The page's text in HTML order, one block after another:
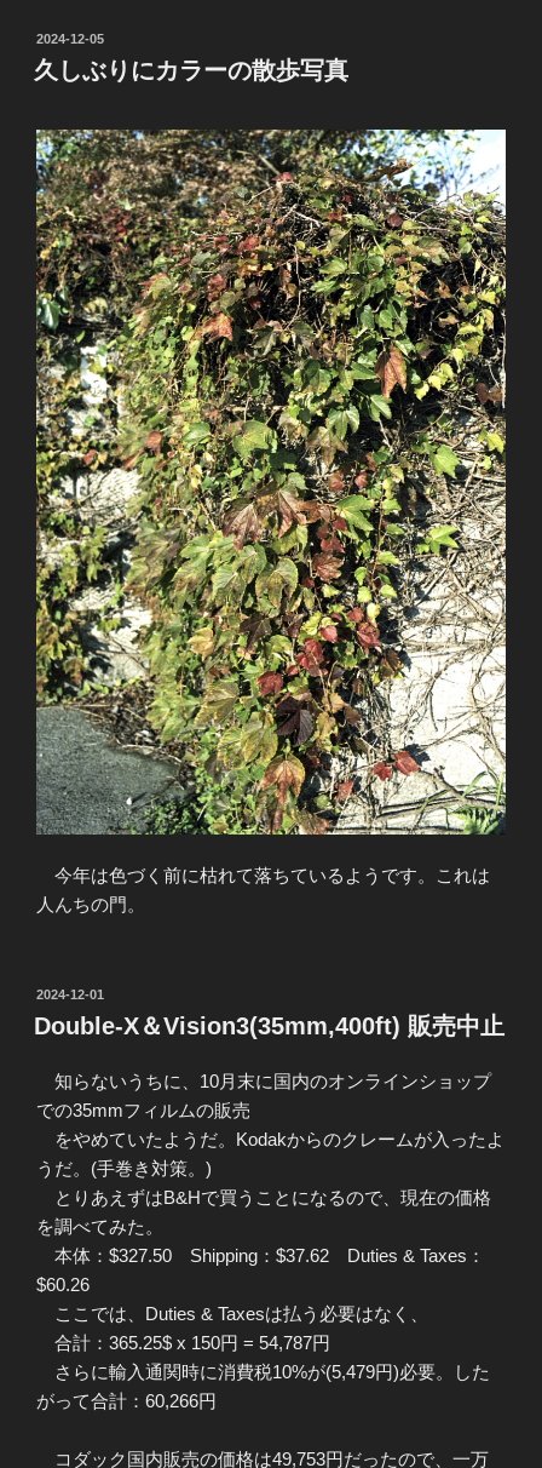
投
稿
日:
2024-12-05
久しぶりにカラーの散歩写真
今年は色づく前に枯れて落ちているようです。これは
人んちの門。
投
稿
日:
2024-12-01
Double-X＆Vision3(35mm,400ft) 販売中止
知らないうちに、10月末に国内のオンラインショップ
での35mmフィルムの販売
をやめていたようだ。Kodakからのクレームが入ったよ
うだ。(手巻き対策。)
とりあえずはB&Hで買うことになるので、現在の価格
を調べてみた。
本体：$327.50 Shipping：$37.62 Duties & Taxes：
$60.26
ここでは、Duties & Taxesは払う必要はなく、
合計：365.25$ x 150円 = 54,787円
さらに輸入通関時に消費税10%が(5,479円)必要。した
がって合計：60,266円
コダック国内販売の価格は49,753円だったので、一万